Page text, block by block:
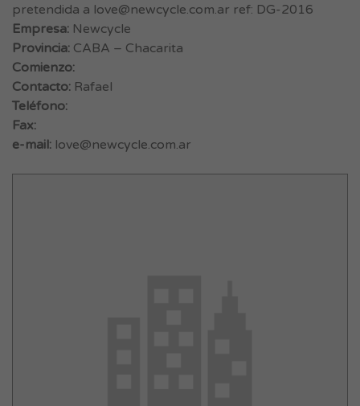
pretendida a love@newcycle.com.ar ref: DG-2016
Empresa: Newcycle
Provincia: CABA – Chacarita
Comienzo:
Contacto: Rafael
Teléfono:
Fax:
e-mail: love@newcycle.com.ar